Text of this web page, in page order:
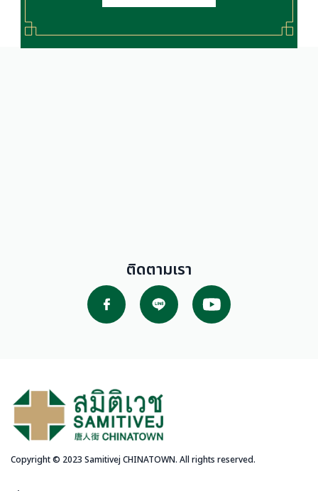
ติดตามเรา
Copyright © 2023 Samitivej CHINATOWN. All rights reserved.